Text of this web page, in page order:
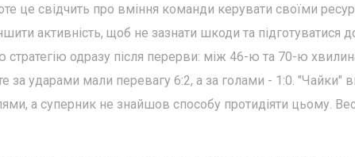
це свідчить про вміння команди керувати своїми
активність, щоб не зазнати шкоди та підготуватися
стратегію одразу після перерви: між 46-ю та 70-ю
за ударами мали перевагу 6:2, а за голами - 1:0. "Чайки"
а суперник не знайшов способу протидіяти цьому.